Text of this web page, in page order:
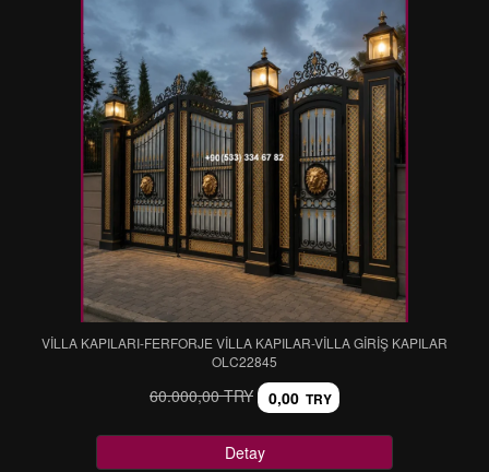
VİLLA KAPILARI-FERFORJE VİLLA KAPILAR-VİLLA GİRİŞ KAPILAR
OLC22845
60.000,00 TRY 0,00 TRY
Detay